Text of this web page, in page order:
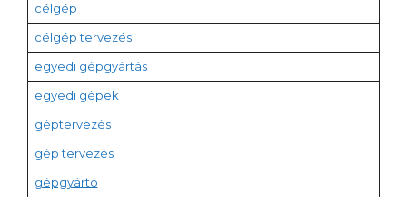
célgép
célgép tervezés
egyedi gépgyártás
egyedi gépek
géptervezés
gép tervezés
gépgyártó